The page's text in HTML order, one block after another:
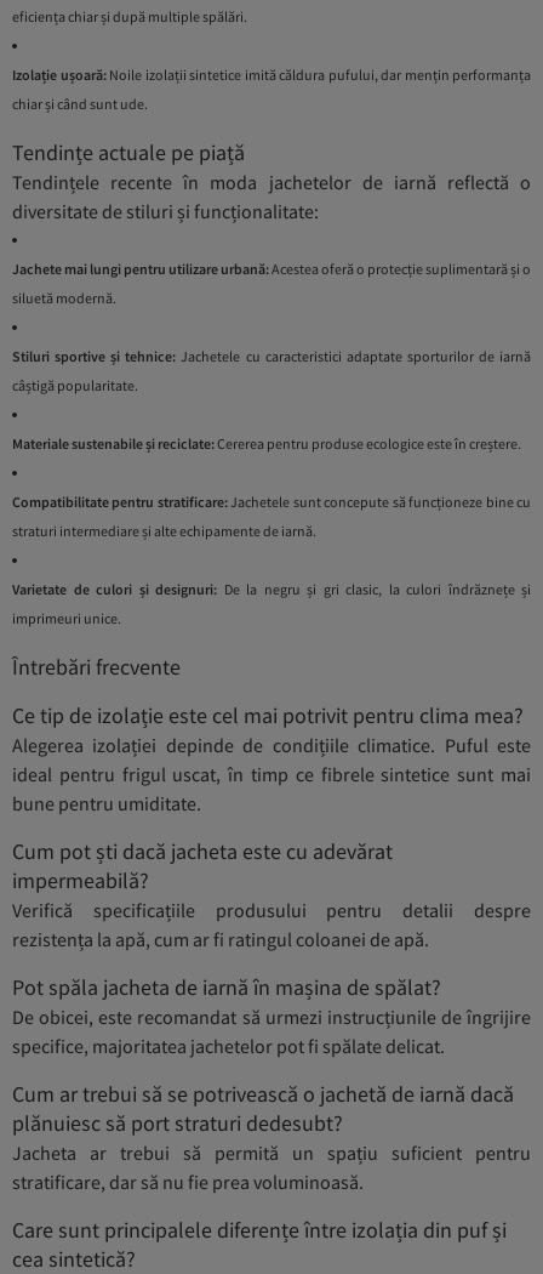
eficiența chiar și după multiple spălări.
Izolație ușoară:Noile izolații sintetice imită căldura pufului, dar mențin performanța
chiar și când sunt ude.
Tendințe actuale pe piață
Tendințele recente în moda jachetelor de iarnă reflectă o
diversitate de stiluri și funcționalitate:
Jachete mai lungi pentru utilizare urbană:Acestea oferă o protecție suplimentară și o
siluetă modernă.
Stiluri sportive și tehnice: Jachetele cu caracteristici adaptate sporturilor de iarnă
câștigă popularitate.
Materiale sustenabile și reciclate:Cererea pentru produse ecologice este în creștere.
Compatibilitate pentru stratificare:Jachetele sunt concepute să funcționeze bine cu
straturi intermediare și alte echipamente de iarnă.
Varietate de culori și designuri: De la negru și gri clasic, la culori îndrăznețe și
imprimeuri unice.
Întrebări frecvente
Ce tip de izolație este cel mai potrivit pentru clima mea?
Alegerea izolației depinde de condițiile climatice. Puful este
ideal pentru frigul uscat, în timp ce fibrele sintetice sunt mai
bune pentru umiditate.
Cum pot ști dacă jacheta este cu adevărat
impermeabilă?
Verifică specificațiile produsului pentru detalii despre
rezistența la apă, cum ar fi ratingul coloanei de apă.
Pot spăla jacheta de iarnă în mașina de spălat?
De obicei, este recomandat să urmezi instrucțiunile de îngrijire
specifice, majoritatea jachetelor pot fi spălate delicat.
Cum ar trebui să se potrivească o jachetă de iarnă dacă
plănuiesc să port straturi dedesubt?
Jacheta ar trebui să permită un spațiu suficient pentru
stratificare, dar să nu fie prea voluminoasă.
Care sunt principalele diferențe între izolația din puf și
cea sintetică?